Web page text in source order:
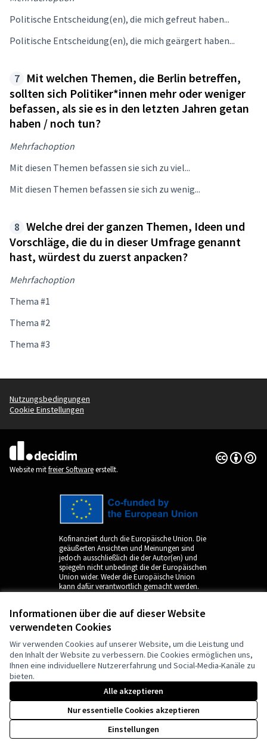
Informationen über die auf dieser Website
verwendeten Cookies
Wir verwenden Cookies auf unserer Website, um die Leistung und
den Inhalt der Website zu verbessern. Die Cookies ermöglichen uns,
Ihnen eine individuellere Nutzererfahrung und Social-Media-Kanäle zu
bieten.
Alle akzeptieren
Nur essentielle Cookies akzeptieren
Einstellungen
Politische Entscheidung(en), die mich gefreut haben...
Politische Entscheidung(en), die mich geärgert haben...
Mit welchen Themen, die Berlin betreffen,
sollten sich Politiker*innen mehr oder weniger
befassen, als sie es in den letzten Jahren getan
haben / noch tun?
Mehrfachoption
Mit diesen Themen befassen sie sich zu viel...
Mit diesen Themen befassen sie sich zu wenig...
Welche drei der ganzen Themen, Ideen und
Vorschläge, die du in dieser Umfrage genannt
hast, würdest du zuerst anpacken?
Mehrfachoption
Thema #1
Thema #2
Thema #3
Nutzungsbedingungen
Cookie Einstellungen
(Externer Link)
Website mitfreier Softwareerstellt.
Creative
(Externer
Kofinanziert durch die Europäische Union. Die
geäußerten Ansichten und Meinungen sind
jedoch ausschließlich die der Autor(en) und
spiegeln nicht unbedingt die der Europäischen
Union wider. Weder die Europäische Union
kann dafür verantwortlich gemacht werden.
by